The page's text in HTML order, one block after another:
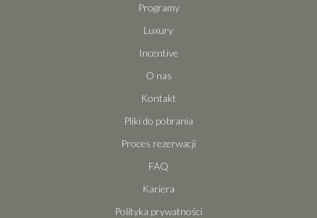
Programy
Luxury
Incentive
O nas
Kontakt
Pliki do pobrania
Proces rezerwacji
FAQ
Kariera
Polityka prywatności